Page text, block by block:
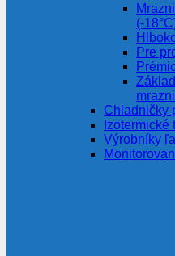
(-
Pre
Chladničky
Izotermické
Výrobníky